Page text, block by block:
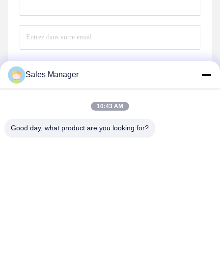
Sales Manager
10:43 AM
Good day, what product are you looking for?